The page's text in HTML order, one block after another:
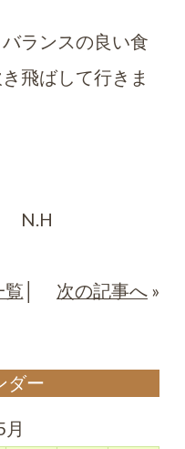
ランスの良い食
飛ばして行きま
N.H
覧 次の記事へ »
ダー
月